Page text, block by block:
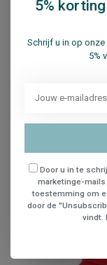
5%
Schrijf u in op
5%
Door u in te
marketinge-mails
toestemming om
door de
vindt.